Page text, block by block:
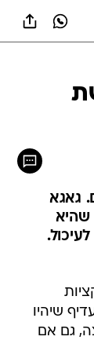
גאגא
שהיא
שיהיו
גם אם